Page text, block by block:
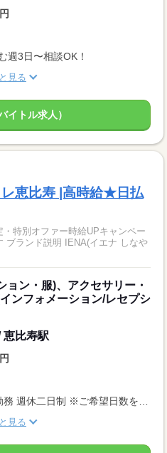
週3日〜相談OK！
見る
イトル求人）
恵比寿 |高時給★日払
特別オファー時給UPキャンペー
ブランド説明 IENA(イエナ しなや
ョン・服)、アクセサリー・
ンフォメーション/レセプシ
恵比寿駅
シフト制：週3日〜週5日勤務 週休二日制 ※ご希望日数をお伝えください◎ ※希望休提出可能、お休みご相談ください！
見る